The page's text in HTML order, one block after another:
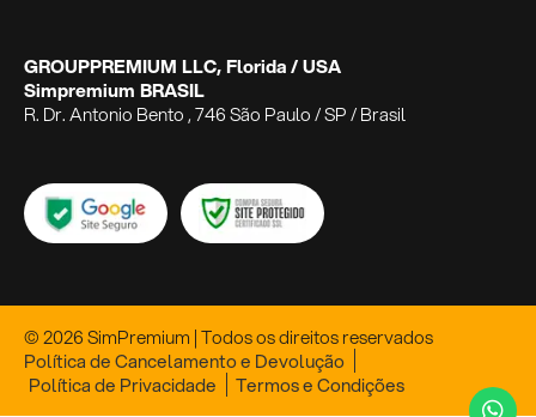
GROUPPREMIUM LLC, Florida / USA
Simpremium BRASIL
R. Dr. Antonio Bento , 746 São Paulo / SP / Brasil
© 2026 SimPremium | Todos os direitos reservados
Política de Cancelamento e Devolução
Política de Privacidade
Termos e Condições